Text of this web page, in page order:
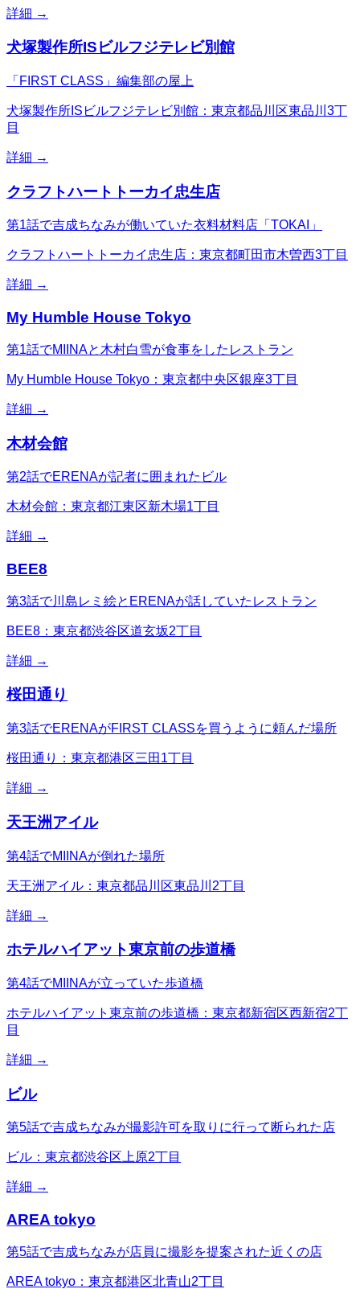
詳細 →
犬塚製作所ISビルフジテレビ別館
「FIRST CLASS」編集部の屋上
犬塚製作所ISビルフジテレビ別館：東京都品川区東品川3丁
目
詳細 →
クラフトハートトーカイ忠生店
第1話で吉成ちなみが働いていた衣料材料店「TOKAI」
クラフトハートトーカイ忠生店：東京都町田市木曽西3丁目
詳細 →
My Humble House Tokyo
第1話でMIINAと木村白雪が食事をしたレストラン
My Humble House Tokyo：東京都中央区銀座3丁目
詳細 →
木材会館
第2話でERENAが記者に囲まれたビル
木材会館：東京都江東区新木場1丁目
詳細 →
BEE8
第3話で川島レミ絵とERENAが話していたレストラン
BEE8：東京都渋谷区道玄坂2丁目
詳細 →
桜田通り
第3話でERENAがFIRST CLASSを買うように頼んだ場所
桜田通り：東京都港区三田1丁目
詳細 →
天王洲アイル
第4話でMIINAが倒れた場所
天王洲アイル：東京都品川区東品川2丁目
詳細 →
ホテルハイアット東京前の歩道橋
第4話でMIINAが立っていた歩道橋
ホテルハイアット東京前の歩道橋：東京都新宿区西新宿2丁
目
詳細 →
ビル
第5話で吉成ちなみが撮影許可を取りに行って断られた店
ビル：東京都渋谷区上原2丁目
詳細 →
AREA tokyo
第5話で吉成ちなみが店員に撮影を提案された近くの店
AREA tokyo：東京都港区北青山2丁目